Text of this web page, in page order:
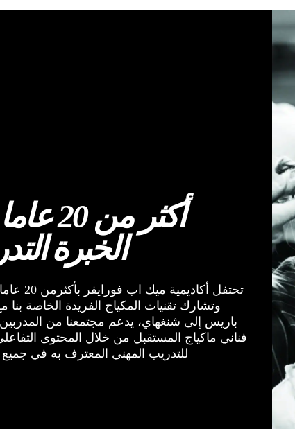
أكثر من
الخبرة
تحتفل
وتشارك تقنيات المكياج الفريدة الخاصة بنا
باريس إلى شنغهاي، يدعم مجتمعنا من
فناني ماكياج المستقبل من خلال المحتوى
للتدريب المهني المعترف به في جميع